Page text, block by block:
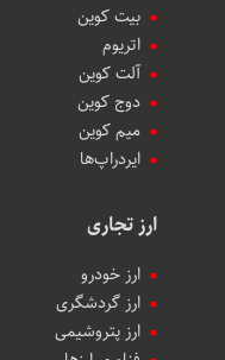
بیت کوین
اتریوم
آلت کوین
دوج کوین
میم کوین‌
ایردراپ‌ها
ارز تجاری
ارز خودرو
ارز گردشگری
ارز پتروشیمی